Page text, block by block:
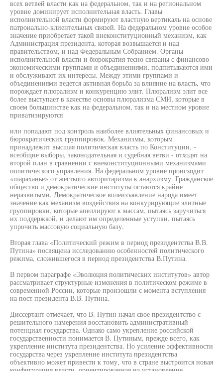
всех ветвей власти как на федеральном, так и на региональном
уровне доминирует исполнительная власть. Главы
исполнительной власти формируют властную вертикаль на основе
патронально-клиентельных связей. На федеральном уровне особое
значение приобретает такой внеконституционный механизм, как
Администрация президента, которая возвышается и над
правительством, и над Федеральным Собранием. Органы
исполнительной власти и бюрократия тесно связаны с финансово-
экономическими группами и объединениями, подпитываются ими
и обслуживают их интересы. Между этими группами и
объединениями ведется активная борьба за влияние на власть, что
порождает плюрализм и конкуренцию элит. Плюрализм элит все
более выступает в качестве основы плюрализма СМИ, которые в
своем большинстве как на федеральном, так и на местном уровне
приватизируются
или попадают под контроль наиболее влиятельных финансовых и
бюрократических группировок. Механизмы, которым
принадлежит высшая политическая власть по Конституции, -
всеобщие выборы, законодательная и судебная ветви - отходят на
второй план в сравнении с внеконституционными механизмами
политического управления. На федеральном уровне происходит
«шараханье» от жесткого авторитаризма к анархизму. Гражданское
общество и демократические институты остаются крайне
неразвитыми. Демократическое волеизъявление народа имеет
значение как механизм воздействия на конкурирующие элитные
группировки, которые апеллируют к массам, пытаясь заручиться
их поддержкой, и делают им определенные уступки, пытаясь
упрочить массовую социальную базу.
Вторая глава «Политический режим в период президентства В.В.
Путина» посвящена исследованию особенностей политического
режима, сложившегося в период президентства В.Путина.
В первом параграфе «Эволюция политических институтов» автор
рассматривает структурные изменения в политическом режиме в
современной России, которые произошли с момента вступления
на пост президента В.В. Путина.
Диссертант отмечает, что В. Путин начал свое президентство с
решительного намерения восстановить административный
потенциал государства. Однако само укрепление российской
государственности понимается В. Путиным, прежде всего, как
укрепление института президентства. Но усиление эффективности
государства через укрепление института президентства
объективно может привести к тому, что в стране выстроится новая